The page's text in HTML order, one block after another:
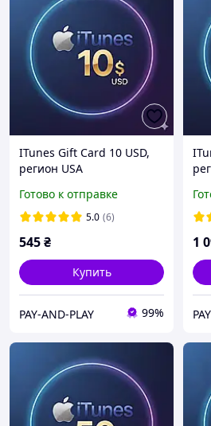
ITunes Gift Card 10 USD,
регион USA
Готово к отправке
5.0 (6)
545₴
Купить
PAY-AND-PLAY 99%
1